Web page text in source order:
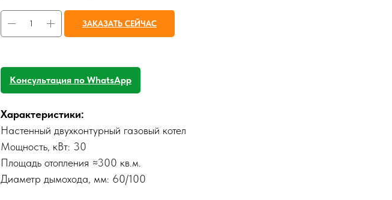
ЗАКАЗАТЬ СЕЙЧАС
Консультация по WhatsApp
Характеристики:
Настенный двухконтурный газовый котел
Мощность, кВт: 30
Площадь отопления ≈300 кв.м.
Диаметр дымохода, мм: 60/100